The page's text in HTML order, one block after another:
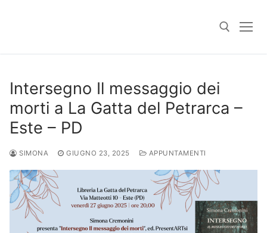
Intersegno Il messaggio dei
morti a La Gatta del Petrarca –
Este – PD
SIMONA GIUGNO 23, 2025 APPUNTAMENTI